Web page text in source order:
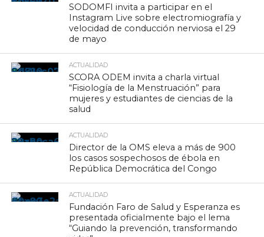
SODOMFI invita a participar en el
Instagram Live sobre electromiografía y
velocidad de conducción nerviosa el 29
de mayo
ACTUALIDAD
SCORA ODEM invita a charla virtual
“Fisiología de la Menstruación” para
mujeres y estudiantes de ciencias de la
salud
ACTUALIDAD
Director de la OMS eleva a más de 900
los casos sospechosos de ébola en
República Democrática del Congo
ACTUALIDAD
Fundación Faro de Salud y Esperanza es
presentada oficialmente bajo el lema
“Guiando la prevención, transformando